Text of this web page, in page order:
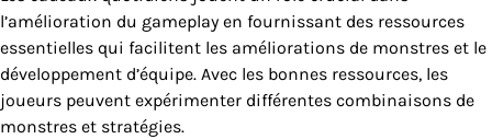
l’amélioration du gameplay en fournissant des ressources
essentielles qui facilitent les améliorations de monstres et le
développement d’équipe. Avec les bonnes ressources, les
joueurs peuvent expérimenter différentes combinaisons de
monstres et stratégies.